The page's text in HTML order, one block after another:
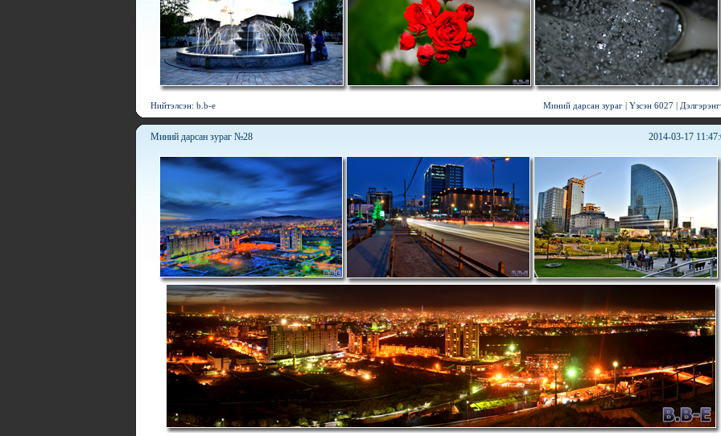
Нийтэлсэн: b.b-e Миний дарсан зураг | Үзсэн 6027 |
Миний дарсан зураг №28 2014-03-17